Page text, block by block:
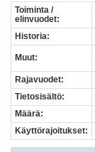
Toiminta /
elinvuodet:
Historia:
Muut:
Rajavuodet:
Tietosisältö:
Määrä:
Käyttörajoitukset: